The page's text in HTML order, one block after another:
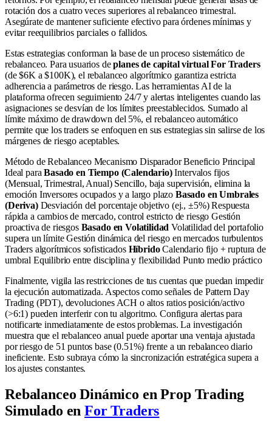
rotación dos a cuatro veces superiores al rebalanceo trimestral.
Asegúrate de mantener suficiente efectivo para órdenes mínimas y
evitar reequilibrios parciales o fallidos.
Estas estrategias conforman la base de un proceso sistemático de
rebalanceo. Para usuarios deplanes de capital virtual For Traders
(de $6K a $100K), el rebalanceo algorítmico garantiza estricta
adherencia a parámetros de riesgo. Las herramientas AI de la
plataforma ofrecen seguimiento 24/7 y alertas inteligentes cuando las
asignaciones se desvían de los límites preestablecidos. Sumado al
límite máximo de drawdown del 5%, el rebalanceo automático
permite que los traders se enfoquen en sus estrategias sin salirse de los
márgenes de riesgo aceptables.
Método de Rebalanceo Mecanismo Disparador Beneficio Principal
Ideal paraBasado en Tiempo (Calendario)Intervalos fijos
(Mensual, Trimestral, Anual) Sencillo, baja supervisión, elimina la
emoción Inversores ocupados y a largo plazo Basado en Umbrales
(Deriva)Desviación del porcentaje objetivo (ej., ±5%) Respuesta
rápida a cambios de mercado, control estricto de riesgo Gestión
proactiva de riesgos Basado en Volatilidad Volatilidad del portafolio
supera un límite Gestión dinámica del riesgo en mercados turbulentos
Traders algorítmicos sofisticados HíbridoCalendario fijo + ruptura de
umbral Equilibrio entre disciplina y flexibilidad Punto medio práctico
Finalmente, vigila las restricciones de tus cuentas que puedan impedir
la ejecución automatizada. Aspectos como señales de Pattern Day
Trading (PDT), devoluciones ACH o altos ratios posición/activo
(>6:1) pueden interferir con tu algoritmo. Configura alertas para
notificarte inmediatamente de estos problemas. La investigación
muestra que el rebalanceo anual puede aportar una ventaja ajustada
por riesgo de 51 puntos base (0.51%) frente a un rebalanceo diario
ineficiente. Esto subraya cómo la sincronización estratégica supera a
los ajustes constantes.
Rebalanceo Dinámico en Prop Trading
Simulado enFor Traders